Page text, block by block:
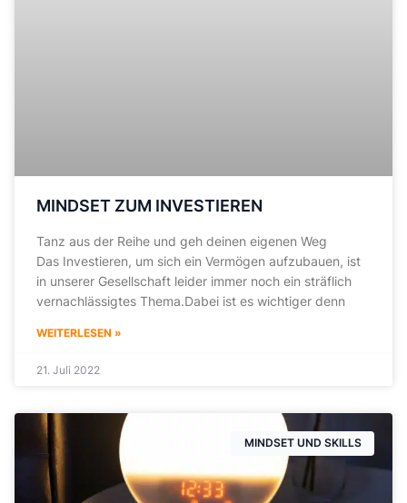
MINDSET ZUM INVESTIEREN
Tanz aus der Reihe und geh deinen eigenen Weg
Das Investieren, um sich ein Vermögen aufzubauen, ist
in unserer Gesellschaft leider immer noch ein sträflich
vernachlässigtes Thema.Dabei ist es wichtiger denn
WEITERLESEN »
21. Juli 2022
MINDSET UND SKILLS